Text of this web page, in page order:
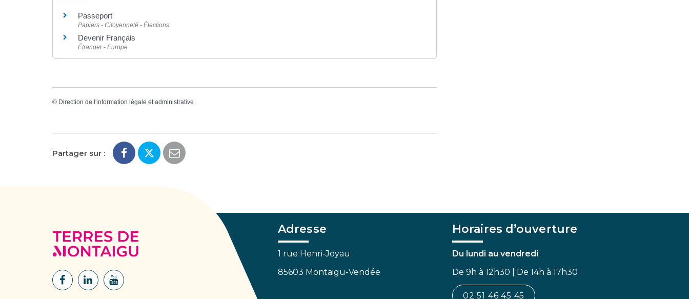
Passeport
Papiers - Citoyenneté - Élections
Devenir Français
Étranger - Europe
© Direction de l'information légale et administrative
Partager sur :
Lien
Lien
Lien
Adresse
1 rue Henri-Joyau
85603 Montaigu-Vendée
Horaires d’ouverture
Du lundi au vendredi
De 9h à 12h30 | De 14h à 17h30
02 51 46 45 45